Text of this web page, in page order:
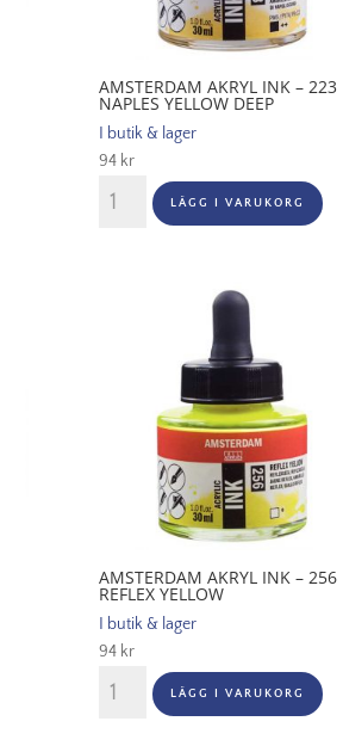
AMSTERDAM AKRYL INK – 223
NAPLES YELLOW DEEP
I butik & lager
94 kr
Amsterdam
Akryl
LÄGG I VARUKORG
AMSTERDAM AKRYL INK – 256
REFLEX YELLOW
I butik & lager
94 kr
Amsterdam
Akryl
LÄGG I VARUKORG